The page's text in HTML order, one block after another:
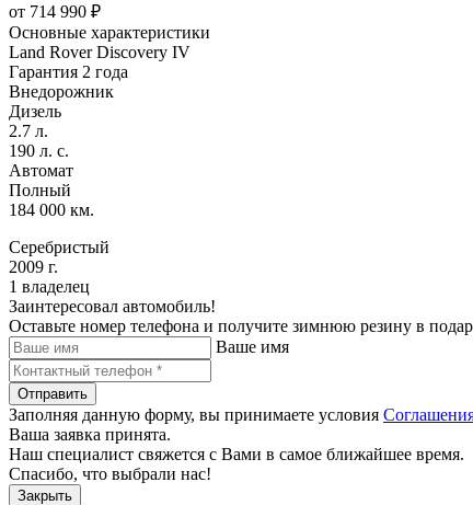
от 714 990 ₽
Основные характеристики
Land Rover Discovery IV
Гарантия 2 года
Внедорожник
Дизель
2.7 л.
190 л. с.
Автомат
Полный
184 000 км.
Серебристый
2009 г.
1 владелец
Заинтересовал автомобиль!
Оставьте номер телефона и получите зимнюю резину в
Ваше имя
Отправить
Заполняя данную форму, вы принимаете условия
Ваша заявка принята.
Наш специалист свяжется с Вами в самое ближайшее время.
Спасибо, что выбрали нас!
Закрыть